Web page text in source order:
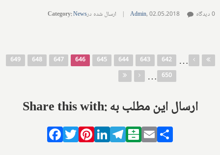
Admin,02.05.2018
| ارسال شده در Category:News 0 دیدگاه
صفحه‌ها
…
642
643
644
645
646
647
648
649
650
…
Share this with: ارسال این مطلب به
Facebook
TwitterPinterestLinkedIn
Telegram
Balatarin
Email